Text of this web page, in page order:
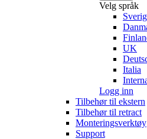
Velg språk
UK
Italia
Logg inn
Tilbehør til ekstern
Tilbehør til retract
Monteringsverktøy
Support